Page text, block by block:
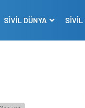
SİVİL DÜNYA SİVİL